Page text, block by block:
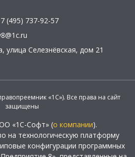
(495) 737-92-57
, улица Селезнёвская, дом 21
«1С»). Все права на сайт
защищены
«1С-Софт» (о компании).
на технологическую платформу
конфигурации программных